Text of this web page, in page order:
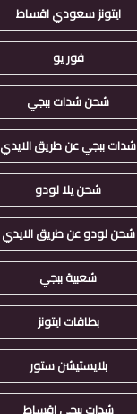
ايتونز سعودي اقساط
فور يو
شحن شدات ببجي
شدات ببجي عن طريق الايدي
شحن يلا لودو
شحن لودو عن طريق الايدي
شعبية ببجي
بطاقات ايتونز
بلايستيشن ستور
شدات ببجي اقساط